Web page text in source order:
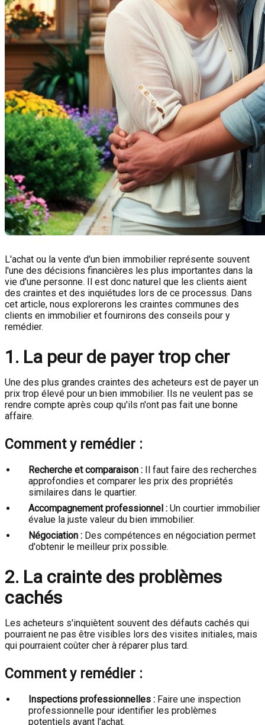
L'achat ou la vente d'un bien immobilier représente souvent
l'une des décisions financières les plus importantes dans la
vie d'une personne. Il est donc naturel que les clients aient
des craintes et des inquiétudes lors de ce processus. Dans
cet article, nous explorerons les craintes communes des
clients en immobilier et fournirons des conseils pour y
remédier.
1. La peur de payer trop cher
Une des plus grandes craintes des acheteurs est de payer un
prix trop élevé pour un bien immobilier. Ils ne veulent pas se
rendre compte après coup qu'ils n'ont pas fait une bonne
affaire.
Comment y remédier :
Recherche et comparaison : Il faut faire des recherches
approfondies et comparer les prix des propriétés
similaires dans le quartier.
Accompagnement professionnel : Un courtier immobilier
évalue la juste valeur du bien immobilier.
Négociation : Des compétences en négociation permet
d'obtenir le meilleur prix possible.
2. La crainte des problèmes
cachés
Les acheteurs s'inquiètent souvent des défauts cachés qui
pourraient ne pas être visibles lors des visites initiales, mais
qui pourraient coûter cher à réparer plus tard.
Comment y remédier :
Inspections professionnelles : Faire une inspection
professionnelle pour identifier les problèmes
potentiels avant l'achat.